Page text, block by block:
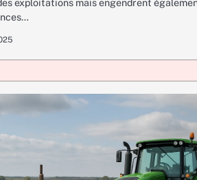
exploitations mais engendrent